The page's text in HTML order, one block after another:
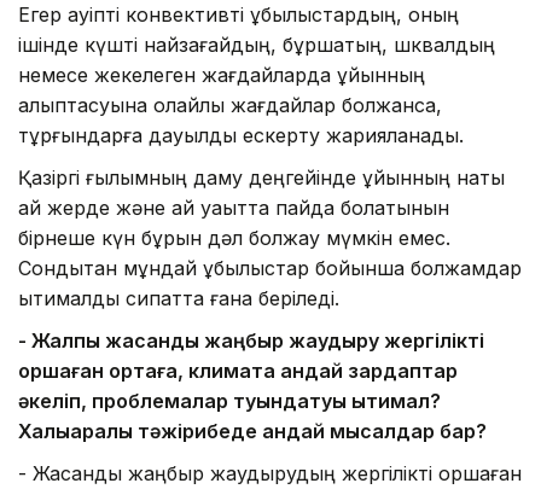
Егер қауіпті конвективті құбылыстардың, оның
ішінде күшті найзағайдың, бұршақтың, шквалдың
немесе жекелеген жағдайларда құйынның
қалыптасуына қолайлы жағдайлар болжанса,
тұрғындарға дауылды ескерту жарияланады.
Қазіргі ғылымның даму деңгейінде құйынның нақты
қай жерде және қай уақытта пайда болатынын
бірнеше күн бұрын дәл болжау мүмкін емес.
Сондықтан мұндай құбылыстар бойынша болжамдар
ықтималдық сипатта ғана беріледі.
- Жалпы жасанды жаңбыр жаудыру жергілікті
қоршаған ортаға, климатқа қандай зардаптар
әкеліп, проблемалар туындатуы ықтимал?
Халықаралық тәжірибеде қандай мысалдар бар?
- Жасанды жаңбыр жаудырудың жергілікті қоршаған